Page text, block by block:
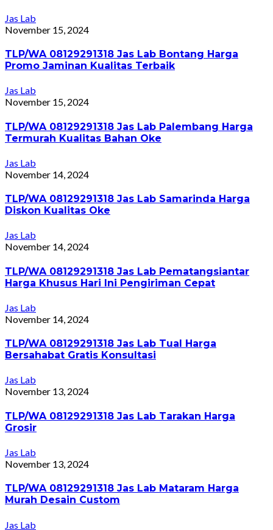
Jas Lab
November 15, 2024
TLP/WA 08129291318 Jas Lab Bontang Harga
Promo Jaminan Kualitas Terbaik
Jas Lab
November 15, 2024
TLP/WA 08129291318 Jas Lab Palembang Harga
Termurah Kualitas Bahan Oke
Jas Lab
November 14, 2024
TLP/WA 08129291318 Jas Lab Samarinda Harga
Diskon Kualitas Oke
Jas Lab
November 14, 2024
TLP/WA 08129291318 Jas Lab Pematangsiantar
Harga Khusus Hari Ini Pengiriman Cepat
Jas Lab
November 14, 2024
TLP/WA 08129291318 Jas Lab Tual Harga
Bersahabat Gratis Konsultasi
Jas Lab
November 13, 2024
TLP/WA 08129291318 Jas Lab Tarakan Harga
Grosir
Jas Lab
November 13, 2024
TLP/WA 08129291318 Jas Lab Mataram Harga
Murah Desain Custom
Jas Lab